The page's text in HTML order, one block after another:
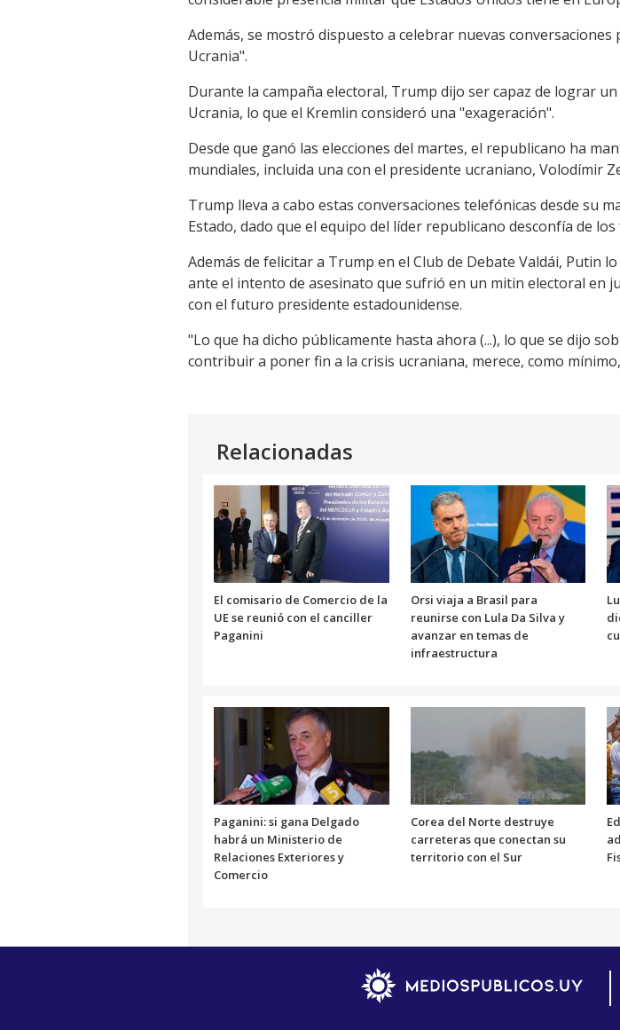
Además, se mostró dispuesto a celebrar nuevas
Ucrania".
Durante la campaña electoral, Trump dijo ser capaz de lograr
Ucrania, lo que el Kremlin consideró una "exageración".
Desde que ganó las elecciones del martes, el republicano ha
mundiales, incluida una con el presidente ucraniano, Volodímir
Trump lleva a cabo estas conversaciones telefónicas desde su
Estado, dado que el equipo del líder republicano desconfía de
Además de felicitar a Trump en el Club de Debate Valdái, Putin
ante el intento de asesinato que sufrió en un mitin electoral en
con el futuro presidente estadounidense.
"Lo que ha dicho públicamente hasta ahora (...), lo que se dijo
contribuir a poner fin a la crisis ucraniana, merece, como
Relacionadas
El comisario de Comercio de la
UE se reunió con el canciller
Paganini
Orsi viaja a Brasil para
reunirse con Lula Da Silva y
avanzar en temas de
infraestructura
Paganini: si gana Delgado
habrá un Ministerio de
Relaciones Exteriores y
Comercio
Corea del Norte destruye
carreteras que conectan su
territorio con el Sur